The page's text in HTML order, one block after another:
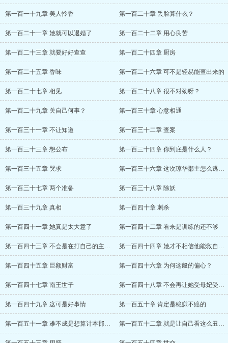
第一百一十九章 美人怜香 第一百二十章 丢脸算什么？
第一百二十一章 她就可以退婚了 第一百二十二章 用心良苦
第一百二十三章 就要好好查查 第一百二十四章 厨房
第一百二十五章 香味 第一百二十六章 可不是轻易能查出来的
第一百二十七章 相见 第一百二十八章 很不对劲呀？
第一百二十九章 关自己何事？ 第一百三十章 心意相通
第一百三十一章 不让知道 第一百三十二章 查案
第一百三十三章 想公布 第一百三十四章 你到底是什么人？
第一百三十五章 哭求 第一百三十六章 这次琼华郡主怎么逃的过
第一百三十七章 两个准备 第一百三十八章 除妖
第一百三十九章 真相 第一百四十章 刺杀
第一百四十一章 她真是太大意了 第一百四十二章 看来是训练的还不够
第一百四十三章 不会是在打自己的主意吧？ 第一百四十四章 她才不相信他能救自己呢
第一百四十五章 巨额财富 第一百四十六章 为何这般的偏心？
第一百四十七章 南王世子 第一百四十八章 不会再让她受母妃受过的苦
第一百四十九章 这可是好事情 第一百五十章 肯定是稳赚不赔的
第一百五十一章 难不成是想算计本郡主？ 第一百五十二章 就是让自己看这么丑的花园